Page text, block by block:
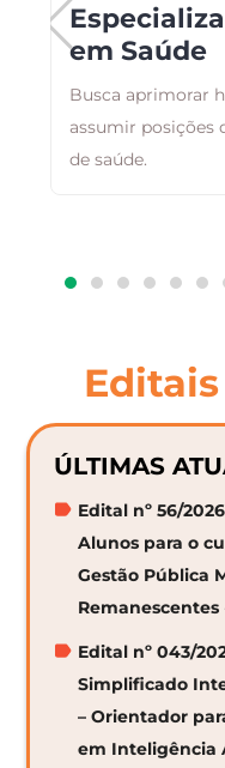
em Saúde
Busca aprimorar
assumir posições
de saúde.
ÚLTIMAS
Edital nº 56/
Alunos para o
Gestão Pública
Remanescentes
Edital nº 043/
Simplificado
– Orientador
em Inteligência